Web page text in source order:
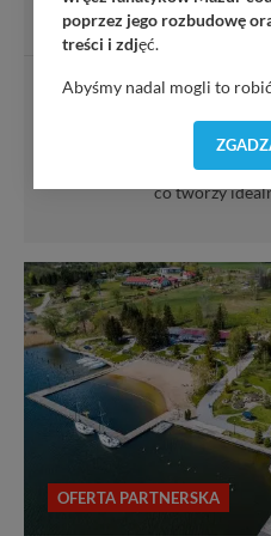
Dom Pracy Twórczej
kompleks wypoczynkowy
zalesionym półwyspie w
otaczają wody jezior
co tworzy
OFERTA PARTNERSKA
poprzez jego rozbudowę
treści i zdjęć.
Abyśmy nadal mogli to
dostosować do Twoich
pliki cookies) będą
wyszukania, ulubione
zmieniać zakresu naszych
nas bezpieczne, jeśli masz
intencji, zawsze możesz
informacji uzyskach w
Klikając znak X lub przycisk
wyrażasz zgodę na
Nasz serwis nie
Twoich danych innym
trzecim. Wyjątkiem jest
Twoich danych jest